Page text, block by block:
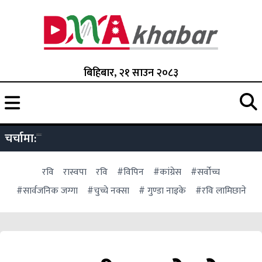
बिहिबार, २१ साउन २०८३
चर्चामा:
रवि रास्वपा रवि #विपिन #कांग्रेस
#सर्वोच्च
#सार्वजनिक जग्गा
#चुच्चे नक्सा # गुण्डा नाइके #रवि लामिछाने